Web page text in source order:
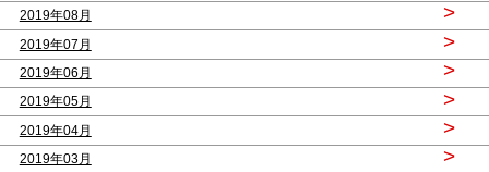
2019年08月 >
2019年07月 >
2019年06月 >
2019年05月 >
2019年04月 >
2019年03月 >